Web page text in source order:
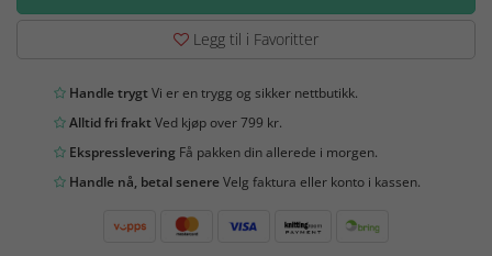
Legg til i Favoritter
Handle trygtVi er en trygg og sikker nettbutikk.
Alltid fri fraktVed kjøp over 799 kr.
Ekspresslevering Få pakken din allerede i morgen.
Handle nå, betal senereVelg faktura eller konto i kassen.